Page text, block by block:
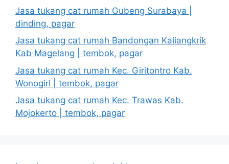
Jasa tukang cat rumah Gubeng Surabaya |
dinding, pagar
Jasa tukang cat rumah Bandongan Kaliangkrik
Kab Magelang | tembok, pagar
Jasa tukang cat rumah Kec. Giritontro Kab.
Wonogiri | tembok, pagar
Jasa tukang cat rumah Kec. Trawas Kab.
Mojokerto | tembok, pagar